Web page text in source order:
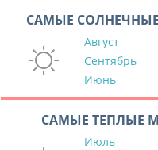
САМЫЕ
Август
Сентябрь
Июнь
САМЫЕ ТЕПЛЫЕ
Июль